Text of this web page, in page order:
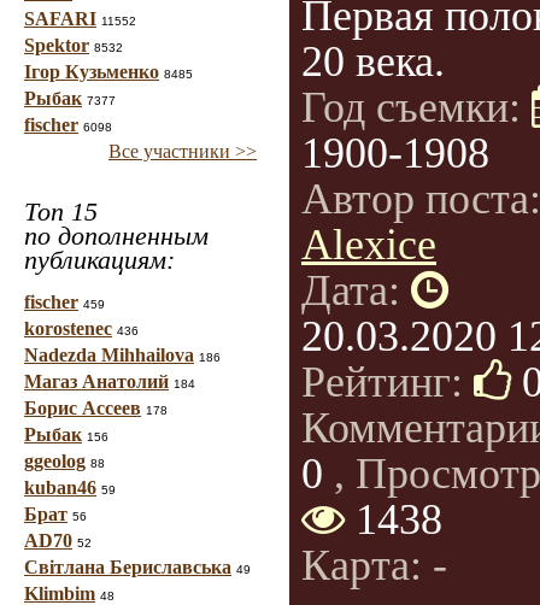
SAFARI 11552
Spektor 8532
Ігор Кузьменко 8485
Рыбак 7377
fischer 6098
Все участники >>
Топ 15
по дополненным
публикациям:
fischer 459
korostenec 436
Nadezda Mihhailova 186
Магаз Анатолий 184
Борис Ассеев 178
Рыбак 156
ggeolog 88
kuban46 59
Брат 56
AD70 52
Світлана Бериславська 49
Klimbim 48
Первая
20 века.
Год съемки:
1900-1908
Автор
Alexice
Дата:
20.03.2020
Рейтинг:
0 ,
1438
Карта: -